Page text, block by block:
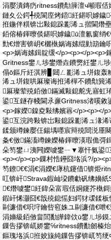
涓嬮潰鏄疓ritness鐨勪簲澶ч噸瑕
鏈夊公鍔╃殑閬庢烤鍣紝鍖呮嫭鐬
拰鍦伴粸锛岀敤鎴跺彲浠ュ揩閫熸
銆傛椿鍕曢倓鍖呮嫭鐬ū澶氱窗绡
勯€熷害锛岄€欐槸娲诲嫊绲勭箶鑰
<p>娲诲嫊鍓靛缓</p><p></p><p>
Gritness鐢ㄦ埗鐢熸垚鐨勶紝鐢ㄦ
傝ō鏂斤紝淇辨▊閮ㄥ彲浠ュ垪鍑轰
浠ュ垪鍑哄厤璨诲拰浠樿不鐨勪簨
厤璨荤殑銆傚鏋滅敤鎴舵兂寤
鍙互鐩存帴閫氶亷Gritness渚嗘
<p>鎵嬫鎳夌敤绋嬪簭</p><p></
鍙互浣跨敤锛岀敤鎴跺彲浠ュ湪
鍒颁竴鍊嬮仼鍚堣嚜宸辩殑閸涚厜
夈€傚鏋滀竴鍊嬫椿鍕曢渶瑕佹彁
朵笉鐢ㄩ洟闁嬫噳鐢ㄧ▼搴忓氨鍙
<p></p><p>鏁村悎鑸囧垎浜?/
笉鐐€€涓€涓嬫€庨杭鑳借锛烥
叿锛屽Strava鍜屾垜鐨勮矾绋嬶
€熸噳鐢紝鍏朵富瑕佸姛鑳芥槸
鍜屽悕灏囧€戠殑鎴愮妇鍔犲叆鍒
剾濂借€呮垨鑰呰窇姝ユ剾濂借€呭
涓嬶級銆傚畠閭勫皣鍏佽ū鐢ㄦ埗
鏁告摎锛屼娇鐢℅ritness鐨勫劒榛
鏂瑰垎浜拰姣旇純鏁告摎锛屼笉